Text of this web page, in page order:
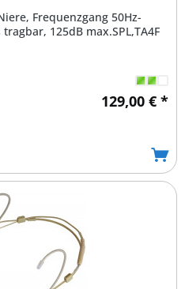
Frequenzgang 50Hz-
125dB max.SPL,TA4F
129,00 € *